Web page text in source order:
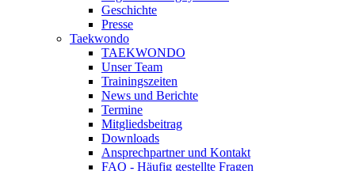
Geschichte
Presse
Taekwondo
TAEKWONDO
Unser Team
Trainingszeiten
News und Berichte
Termine
Mitgliedsbeitrag
Downloads
Ansprechpartner und Kontakt
FAQ - Häufig gestellte Fragen